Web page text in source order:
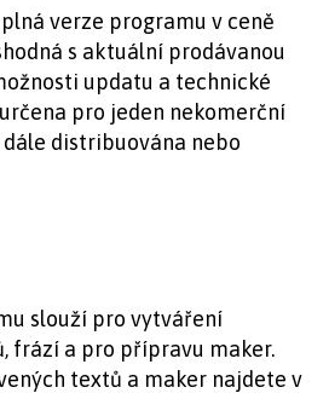
verze programu v ceně
s aktuální prodávanou
updatu a technické
pro jeden nekomerční
distribuována nebo
slouží pro vytváření
frází a pro přípravu maker.
textů a maker najdete v